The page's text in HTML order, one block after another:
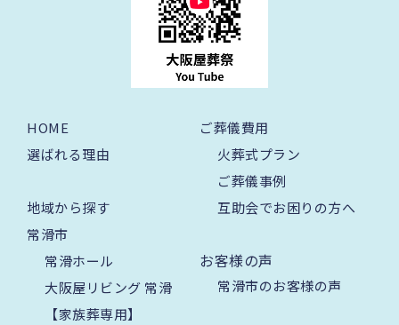
HOME
選ばれる理由
地域から探す
常滑市
常滑ホール
大阪屋リビング 常滑
【家族葬専用】
ご葬儀費用
火葬式プラン
ご葬儀事例
互助会でお困りの方へ
お客様の声
常滑市のお客様の声